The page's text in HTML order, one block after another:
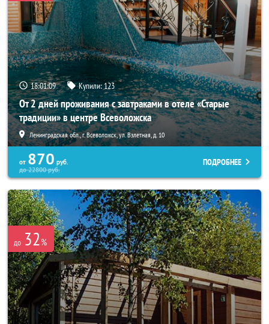
18:01:07 Купили:123
От 2 дней проживания с завтраками в отеле «Старые
традиции» в центре Всеволожска
Ленинградская обл., г. Всеволожск, ул. Взлетная, д. 10
от 870 руб.
до22800руб.
ПОДРОБНЕЕ
до 32%